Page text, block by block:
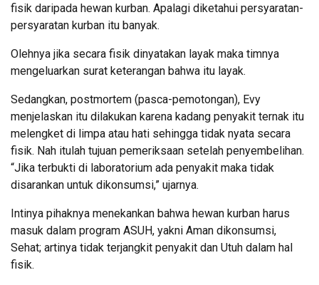
fisik daripada hewan kurban. Apalagi diketahui persyaratan-
persyaratan kurban itu banyak.
Olehnya jika secara fisik dinyatakan layak maka timnya
mengeluarkan surat keterangan bahwa itu layak.
Sedangkan, postmortem (pasca-pemotongan), Evy
menjelaskan itu dilakukan karena kadang penyakit ternak itu
melengket di limpa atau hati sehingga tidak nyata secara
fisik. Nah itulah tujuan pemeriksaan setelah penyembelihan.
“Jika terbukti di laboratorium ada penyakit maka tidak
disarankan untuk dikonsumsi,” ujarnya.
Intinya pihaknya menekankan bahwa hewan kurban harus
masuk dalam program ASUH, yakni Aman dikonsumsi,
Sehat; artinya tidak terjangkit penyakit dan Utuh dalam hal
fisik.